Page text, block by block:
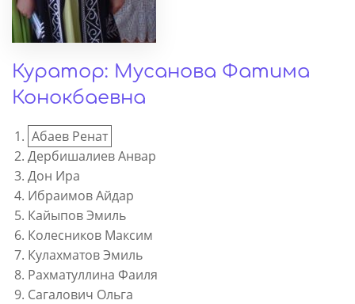
Куратор: Мусанова Фатима
Конокбаевна
Абаев Ренат
Дербишалиев Анвар
Дон Ира
Ибраимов Айдар
Кайыпов Эмиль
Колесников Максим
Кулахматов Эмиль
Рахматуллина Фаиля
Сагалович Ольга